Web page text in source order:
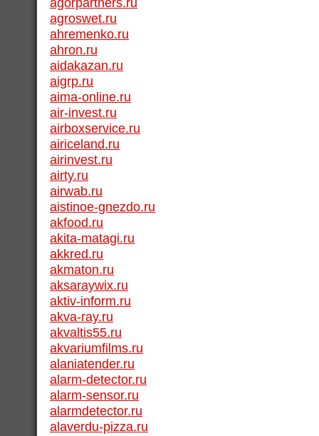
agroswet.ru
ahremenko.ru
ahron.ru
aidakazan.ru
aigrp.ru
aima-online.ru
air-invest.ru
airboxservice.ru
airiceland.ru
airinvest.ru
airty.ru
airwab.ru
aistinoe-gnezdo.ru
akfood.ru
akita-matagi.ru
akkred.ru
akmaton.ru
aksaraywix.ru
aktiv-inform.ru
akva-ray.ru
akvaltis55.ru
akvariumfilms.ru
alaniatender.ru
alarm-detector.ru
alarm-sensor.ru
alarmdetector.ru
alaverdu-pizza.ru